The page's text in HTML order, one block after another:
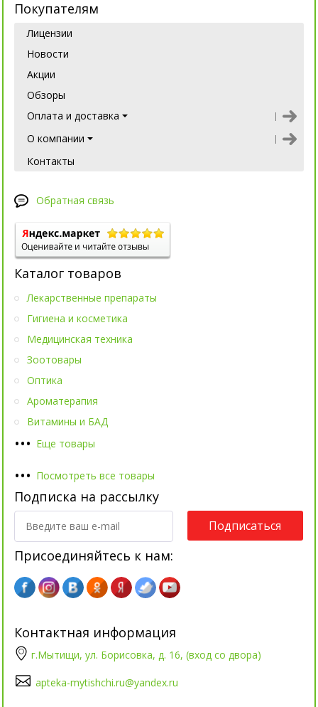
Покупателям
Лицензии
Новости
Акции
Обзоры
Оплата и доставка
О компании
Контакты
Обратная связь
Каталог товаров
••• Еще товары
Лекарственные препараты
Гигиена и косметика
Медицинская техника
Зоотовары
Оптика
Ароматерапия
Витамины и БАД
••• Посмотреть все товары
Подписка на рассылку
Подписаться
Присоединяйтесь к нам:
Контактная информация
г.Мытищи, ул. Борисовка, д. 16, (вход со двора)
apteka-mytishchi.ru@yandex.ru